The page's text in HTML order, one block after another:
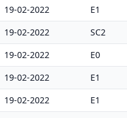
19-02-2022 E1
19-02-2022 SC2
19-02-2022 E0
19-02-2022 E1
19-02-2022 E1